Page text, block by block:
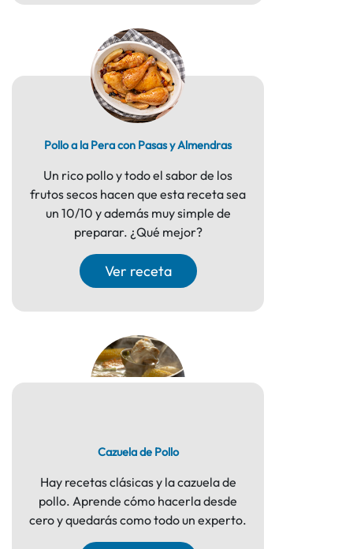
Pollo a la Pera con Pasas y Almendras
Un rico pollo y todo el sabor de los
frutos secos hacen que esta receta sea
un 10/10 y además muy simple de
preparar. ¿Qué mejor?
Ver receta
Cazuela de Pollo
Hay recetas clásicas y la cazuela de
pollo. Aprende cómo hacerla desde
cero y quedarás como todo un experto.